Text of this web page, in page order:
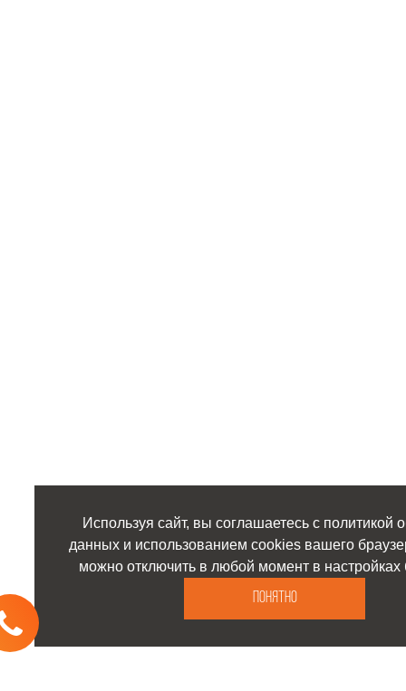
Используя сайт, вы соглашаетесь с политикой
данных и использованием cookies вашего
можно отключить в любой момент в настройках
Понятно